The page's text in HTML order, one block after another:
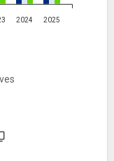
2024 2025